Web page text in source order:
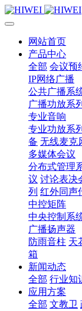
网站首页
产品中心
全部 会议预
IP网络广播
公共广播系
广播功放系列
专业音响
专业功放系列
备 无线麦克
多媒体会议
分布式管理
议 讨论表决
列 红外同声
中控矩阵
中央控制系
广播扬声器
防雨音柱 天
箱
新闻动态
全部 行业知
应用方案
全部 文教卫